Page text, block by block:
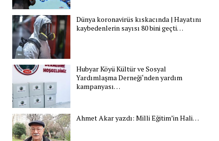
Dünya koronavirüs kıskacında | Hayatını
kaybedenlerin sayısı 80 bini geçti…
Hubyar Köyü Kültür ve Sosyal
Yardımlaşma Derneği‘nden yardım
kampanyası…
Ahmet Akar yazdı: Milli Eğitim’in Hali…